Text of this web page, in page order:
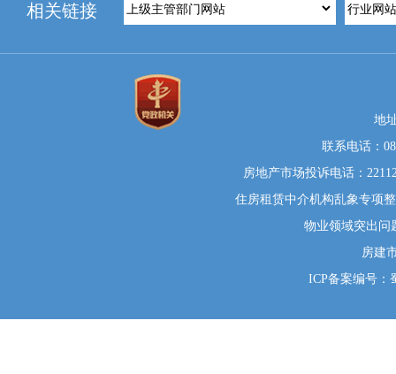
相关链接
地
联系电话：
房地产市场投诉电话：
住房租赁中介机构乱象专项
物业领域突出问
房建
ICP备案编号：